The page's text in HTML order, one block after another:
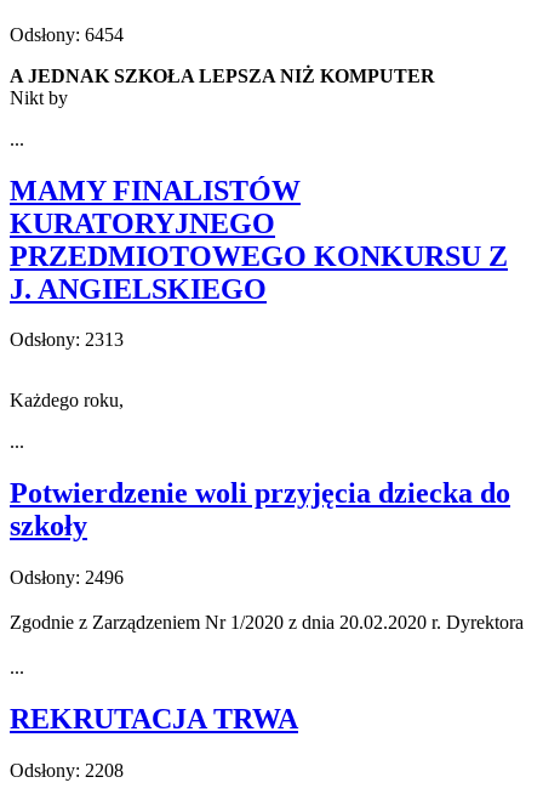
Odsłony: 6454
A JEDNAK SZKOŁA LEPSZA NIŻ KOMPUTER
Nikt by
...
MAMY FINALISTÓW
KURATORYJNEGO
PRZEDMIOTOWEGO KONKURSU Z
J. ANGIELSKIEGO
Odsłony: 2313
Każdego roku,
...
Potwierdzenie woli przyjęcia dziecka do
szkoły
Odsłony: 2496
Zgodnie z Zarządzeniem Nr 1/2020 z dnia 20.02.2020 r. Dyrektora
...
REKRUTACJA TRWA
Odsłony: 2208